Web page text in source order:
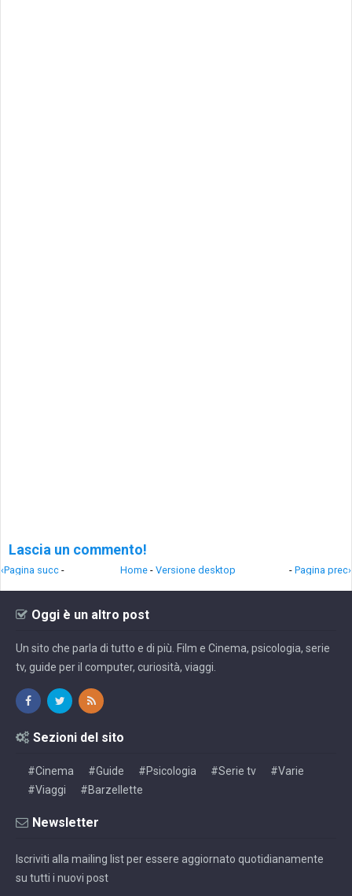
Lascia un commento!
‹Pagina succ - - Pagina prec›
Home - Versione desktop
Oggi è un altro post
Un sito che parla di tutto e di più. Film e Cinema, psicologia, serie
tv, guide per il computer, curiosità, viaggi.
Sezioni del sito
#Cinema #Guide #Psicologia #Serie tv
#Varie
#Viaggi
#Barzellette
Newsletter
Iscriviti alla mailing list per essere aggiornato quotidianamente
su tutti i nuovi post